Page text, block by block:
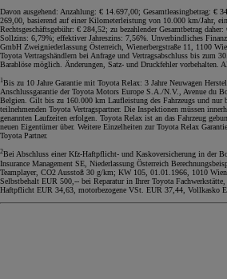
Davon ausgehend: Anzahlung: € 14.697,00; Gesamtleasingbetrag: €
269,00, basierend auf einer Kilometerleistung von 10.000 km/Jahr,
Rechtsgeschäftsgebühr: € 284,52; zu bezahlender Gesamtbetrag
Sollzins: 6,79%; effektiver Jahreszins: 7,56%. Unverbindliches
GmbH Zweigniederlassung Österreich, Wienerbergstraße 11, 1100
Toyota Vertragshändlern bei Anfrage und Vertragsabschluss bis zum
Barablöse möglich. Änderungen, Satz- und Druckfehler vorbehalten.
1Bis zu 10 Jahre Garantie mit Toyota Relax: 3 Jahre Neuwagen
Anschlussgarantie der Toyota Motors Europe S.A./N.V., Avenue du
Belgien. Gilt bis zu 160.000 km Laufleistung des Fahrzeugs und nur
teilnehmenden Toyota Vertragspartner. Die Inspektionen müssen
genannten Laufzeiten erfolgen. Toyota Relax ist an das Fahrzeug
neuen Eigentümer über. Weitere Einzelheiten zur Toyota Relax
Toyota Partner.
2Bei Abschluss einer Kfz-Haftpflicht- und Kaskoversicherung in der
Insurance Management SE, Niederlassung Österreich
Teamplayer, CO2 Ausstoß 30 g/km; KW 105, 01.01.1966, 1010
Selbstbehalt EUR 500,-- bei Reparatur in Ihrer Toyota
Haftpflicht EUR 34,63, motorbezogene VSt. EUR 37,44, Vollkasko